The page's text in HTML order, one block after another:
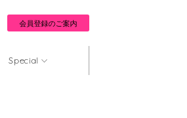
会員登録のご案内
Special